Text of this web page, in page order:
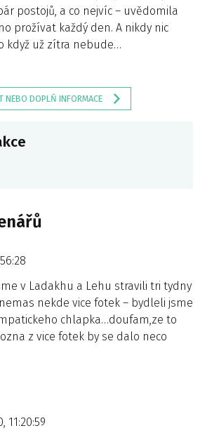
postojů, a co nejvíc – uvědomila
prožívat každý den. A nikdy nic
když už zítra nebude…
NEBO DOPLŇ INFORMACE
v Ladakhu a Lehu stravili tri tydny
nekde vice fotek – bydleli jsme
chlapka…doufam,ze to
z vice fotek by se dalo neco
11:20:59